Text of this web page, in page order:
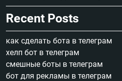
Recent Posts
как сделать бота в телеграм
хелп бот в телеграм
смешные боты в телеграм
бот для рекламы в телеграм